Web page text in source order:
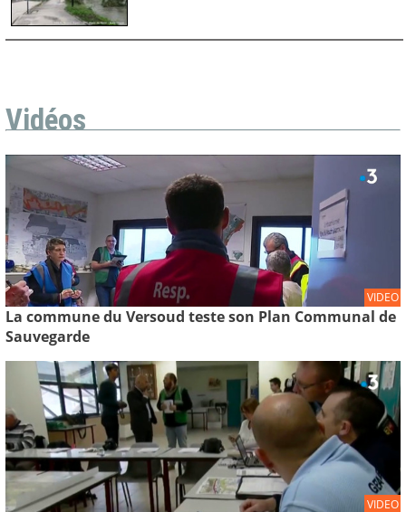
Vidéos
VIDEO
La commune du Versoud teste son Plan Communal de
Sauvegarde
VIDEO